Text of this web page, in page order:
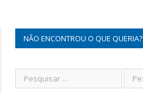
NÃO ENCONTROU O QUE QUERIA?